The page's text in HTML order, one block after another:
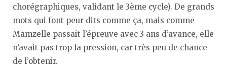
chorégraphiques, validant le 3ème cycle). De grands
mots qui font peur dits comme ça, mais comme
Mamzelle passait l’épreuve avec 3 ans d’avance, elle
n’avait pas trop la pression, car très peu de chance
de l’obtenir.